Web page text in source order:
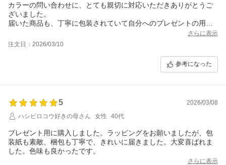
カラーの問い合わせに、とても親切に対応いただきありがとうご
ざいました。
届いた商品も、丁寧に包装されていて自分へのプレゼントの用で
さらに表示
注文日：2026/03/10
参考になった
5
2026/03/08
ハシビロコウ好きの母さん
女性 40代
プレゼント用に購入しました。ラッピングをお願いましたが、包
装紙も素敵、梱包も丁寧で、きれいに届きました。大変喜ばれま
した。色味も良かったです。
さらに表示